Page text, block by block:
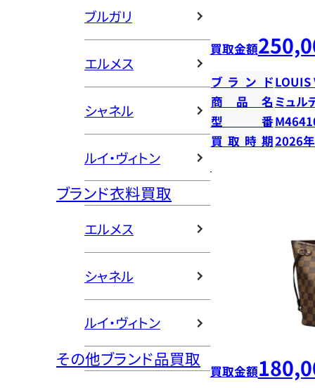
ブルガリ
エルメス
シャネル
ルイ・ヴィトン
ブランド衣料買取
エルメス
シャネル
ルイ・ヴィトン
その他ブランド品買取
買取金額
ブランドLOUIS
商品名 ミュル
型番
買取時期2026
買取金額